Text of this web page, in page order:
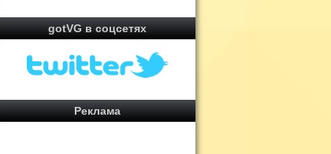
gotVG в соцсетях
Реклама